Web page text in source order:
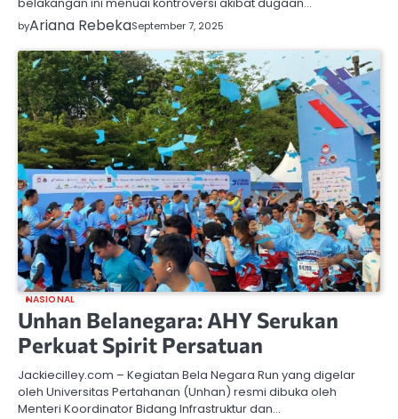
byAriana RebekaSeptember 7, 2025
NASIONAL
Unhan Belanegara: AHY Serukan
Perkuat Spirit Persatuan
Jackiecilley.com – Kegiatan Bela Negara Run yang digelar
oleh Universitas Pertahanan (Unhan) resmi dibuka oleh
Menteri Koordinator Bidang Infrastruktur dan…